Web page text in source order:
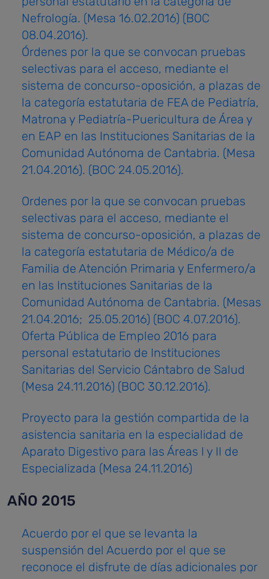
Nefrología. (Mesa 16.02.2016) (BOC
08.04.2016).
Órdenes por la que se convocan pruebas
selectivas para el acceso, mediante el
sistema de concurso-oposición, a plazas de
la categoría estatutaria de FEA de Pediatría,
Matrona y Pediatría-Puericultura de Área y
en EAP en las Instituciones Sanitarias de la
Comunidad Autónoma de Cantabria. (Mesa
21.04.2016). (BOC 24.05.2016).
Ordenes por la que se convocan pruebas
selectivas para el acceso, mediante el
sistema de concurso-oposición, a plazas de
la categoría estatutaria de Médico/a de
Familia de Atención Primaria y Enfermero/a
en las Instituciones Sanitarias de la
Comunidad Autónoma de Cantabria. (Mesas
21.04.2016; 25.05.2016) (BOC 4.07.2016).
Oferta Pública de Empleo 2016 para
personal estatutario de Instituciones
Sanitarias del Servicio Cántabro de Salud
(Mesa 24.11.2016) (BOC 30.12.2016).
Proyecto para la gestión compartida de la
asistencia sanitaria en la especialidad de
Aparato Digestivo para las Áreas I y II de
Especializada (Mesa 24.11.2016)
AÑO 2015
Acuerdo por el que se levanta la
suspensión del Acuerdo por el que se
reconoce el disfrute de días adicionales por